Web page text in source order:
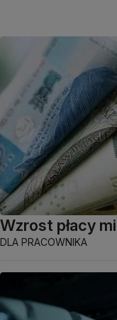
Wzrost płacy
DLA PRACOWNIKA